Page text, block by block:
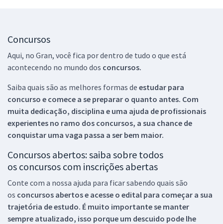
Concursos
Aqui, no Gran, você fica por dentro de tudo o que está
acontecendo no mundo dos concursos.
Saiba quais são as melhores formas de estudar para
concurso e comece a se preparar o quanto antes. Com
muita dedicação, disciplina e uma ajuda de profissionais
experientes no ramo dos concursos, a sua chance de
conquistar uma vaga passa a ser bem maior.
Concursos abertos: saiba sobre todos
os concursos com inscrições abertas
Conte com a nossa ajuda para ficar sabendo quais são
os concursos abertos e acesse o edital para começar a sua
trajetória de estudo. É muito importante se manter
sempre atualizado, isso porque um descuido pode lhe